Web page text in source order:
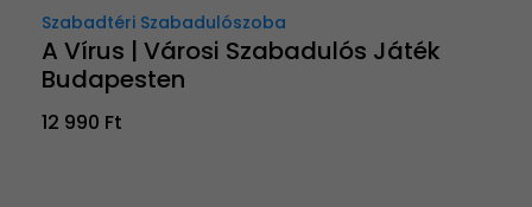
Szabadtéri Szabadulószoba
A Vírus | Városi Szabadulós Játék
Budapesten
12 990 Ft